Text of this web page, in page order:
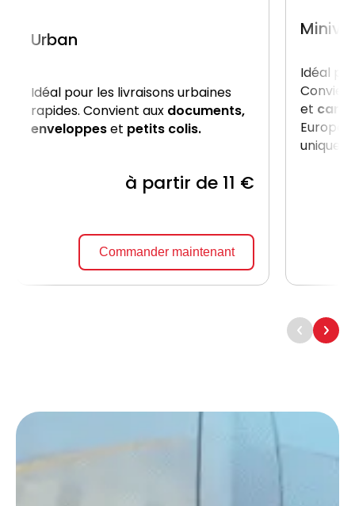
Urban
Idéal pour les livraisons urbaines
rapides. Convient aux documents,
enveloppeset petits colis.
à partir de 11 €
Commander maintenant
Idéal
et
Europe,